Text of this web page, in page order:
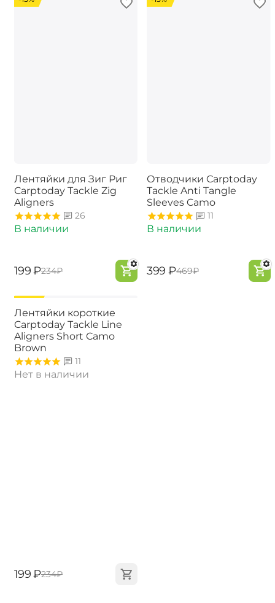
Лентяйки для Зиг Риг
Carptoday Tackle Zig
Aligners
26
В наличии
‍199‍ ₽‍234‍₽
Отводчики Carptoday
Tackle Anti Tangle
Sleeves Camo
11
В наличии
‍399‍ ₽‍469‍₽
Лентяйки короткие
Carptoday Tackle Line
Aligners Short Camo
Brown
11
Нет в наличии
‍199‍ ₽‍234‍₽